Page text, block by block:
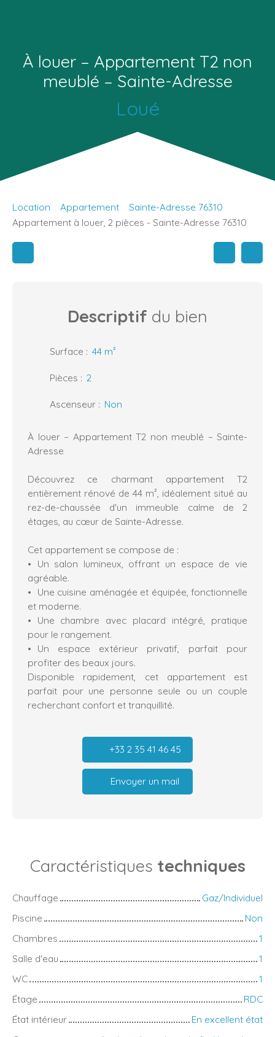
À louer – Appartement T2 non
meublé – Sainte-Adresse
Loué
Location Appartement
Sainte-Adresse 76310
Appartement à louer, 2 pièces - Sainte-Adresse 76310
Descriptif du bien
Surface : 44 m²
Pièces : 2
Ascenseur : Non
À louer – Appartement T2 non meublé – Sainte-
Adresse
Découvrez ce charmant appartement T2
entièrement rénové de 44 m², idéalement situé au
rez-de-chaussée d'un immeuble calme de 2
étages, au cœur de Sainte-Adresse.
Cet appartement se compose de :
Un salon lumineux, offrant un espace de vie
agréable.
Une cuisine aménagée et équipée, fonctionnelle
et moderne.
Une chambre avec placard intégré, pratique
pour le rangement.
Un espace extérieur privatif, parfait pour
profiter des beaux jours.
Disponible rapidement, cet appartement est
parfait pour une personne seule ou un couple
recherchant confort et tranquillité.
+33 2 35 41 46 45
Envoyer un mail
Caractéristiques techniques
Chauffage
Gaz/Individuel
Piscine
Non
Chambres
1
Salle d'eau
1
WC
1
Étage
RDC
État intérieur
En excellent état